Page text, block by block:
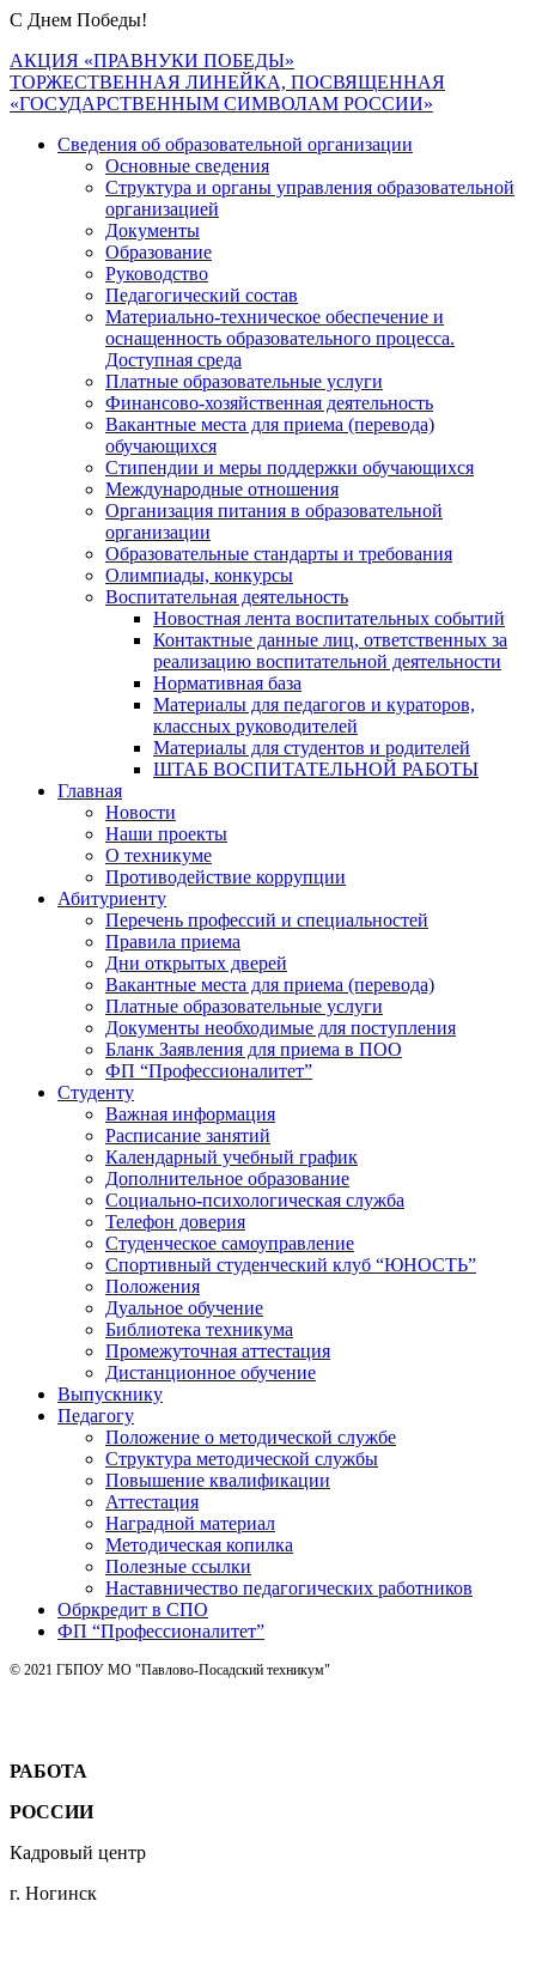
С Днем Победы!
Навигация
по
АКЦИЯ «ПРАВНУКИ ПОБЕДЫ»
ТОРЖЕСТВЕННАЯ ЛИНЕЙКА, ПОСВЯЩЕННАЯ
«ГОСУДАРСТВЕННЫМ СИМВОЛАМ РОССИИ»
Сведения об образовательной организации
Основные сведения
Структура и органы управления образовательной
организацией
Документы
Образование
Руководство
Педагогический состав
Материально-техническое обеспечение и
оснащенность образовательного процесса.
Доступная среда
Платные образовательные услуги
Финансово-хозяйственная деятельность
Вакантные места для приема (перевода)
обучающихся
Стипендии и меры поддержки обучающихся
Международные отношения
Организация питания в образовательной
организации
Образовательные стандарты и требования
Олимпиады, конкурсы
Воспитательная деятельность
Новостная лента воспитательных событий
Контактные данные лиц, ответственных за
реализацию воспитательной деятельности
Нормативная база
Материалы для педагогов и кураторов,
классных руководителей
Материалы для студентов и родителей
ШТАБ ВОСПИТАТЕЛЬНОЙ РАБОТЫ
Главная
Новости
Наши проекты
О техникуме
Противодействие коррупции
Абитуриенту
Перечень профессий и специальностей
Правила приема
Дни открытых дверей
Вакантные места для приема (перевода)
Платные образовательные услуги
Документы необходимые для поступления
Бланк Заявления для приема в ПОО
ФП “Профессионалитет”
Студенту
Важная информация
Расписание занятий
Календарный учебный график
Дополнительное образование
Социально-психологическая служба
Телефон доверия
Студенческое самоуправление
Спортивный студенческий клуб “ЮНОСТЬ”
Положения
Дуальное обучение
Библиотека техникума
Промежуточная аттестация
Дистанционное обучение
Выпускнику
Педагогу
Положение о методической службе
Структура методической службы
Повышение квалификации
Аттестация
Наградной материал
Методическая копилка
Полезные ссылки
Наставничество педагогических работников
Обркредит в СПО
ФП “Профессионалитет”
© 2021 ГБПОУ МО "Павлово-Посадский техникум"
РАБОТА
РОССИИ
Кадровый центр
г. Ногинск